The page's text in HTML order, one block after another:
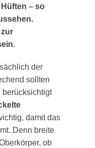
– so
der
sollten
berücksichtigt
damit das
Denn breite
ob